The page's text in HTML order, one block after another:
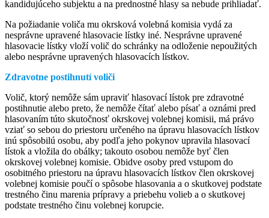
kandidujúceho subjektu a na prednostné hlasy sa nebude prihliadať.
Na požiadanie voliča mu okrsková volebná komisia vydá za
nesprávne upravené hlasovacie lístky iné. Nesprávne upravené
hlasovacie lístky vloží volič do schránky na odloženie nepoužitých
alebo nesprávne upravených hlasovacích lístkov.
Zdravotne postihnutí voliči
Volič, ktorý nemôže sám upraviť hlasovací lístok pre zdravotné
postihnutie alebo preto, že nemôže čítať alebo písať a oznámi pred
hlasovaním túto skutočnosť okrskovej volebnej komisii, má právo
vziať so sebou do priestoru určeného na úpravu hlasovacích lístkov
inú spôsobilú osobu, aby podľa jeho pokynov upravila hlasovací
lístok a vložila do obálky; takouto osobou nemôže byť člen
okrskovej volebnej komisie. Obidve osoby pred vstupom do
osobitného priestoru na úpravu hlasovacích lístkov člen okrskovej
volebnej komisie poučí o spôsobe hlasovania a o skutkovej podstate
trestného činu marenia prípravy a priebehu volieb a o skutkovej
podstate trestného činu volebnej korupcie.